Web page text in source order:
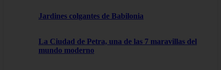
Jardines colgantes de Babilonia
La Ciudad de Petra, una de las 7 maravillas del
mundo moderno